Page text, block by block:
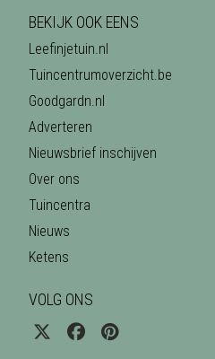
BEKIJK OOK EENS
Leefinjetuin.nl
Tuincentrumoverzicht.be
Goodgardn.nl
Adverteren
Nieuwsbrief inschijven
Over ons
Tuincentra
Nieuws
Ketens
VOLG ONS